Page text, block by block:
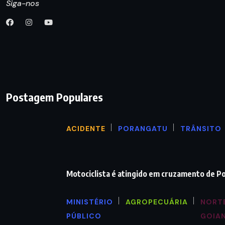
Siga-nos
Postagem Populares
ACIDENTE PORANGATU TRÂNSITO
Motociclista é atingido em cruzamento de
MINISTÉRIO
PÚBLICO
AGROPECUÁRIA